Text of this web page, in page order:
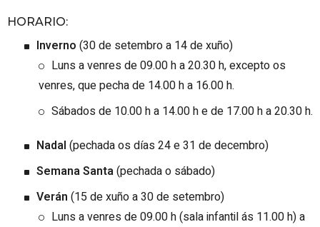
HORARIO:
Inverno (30 de setembro a 14 de xuño)
Luns a venres de 09.00 h a 20.30 h, excepto os
venres, que pecha de 14.00 h a 16.00 h.
Sábados de 10.00 h a 14.00 h e de 17.00 h a 20.30 h.
Nadal (pechada os días 24 e 31 de decembro)
Semana Santa(pechada o sábado)
Verán (15 de xuño a 30 de setembro)
Luns a venres de 09.00 h (sala infantil ás 11.00 h) a